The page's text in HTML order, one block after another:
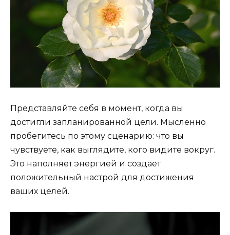
Представляйте себя в момент, когда вы
достигли запланированной цели. Мысленно
пробегитесь по этому сценарию: что вы
чувствуете, как выглядите, кого видите вокруг.
Это наполняет энергией и создает
положительный настрой для достижения
ваших целей.